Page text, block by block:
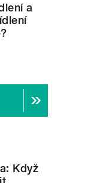
a
Když